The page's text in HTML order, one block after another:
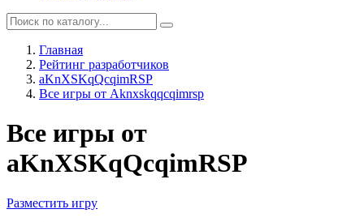
Главная
Рейтинг разработчиков
aKnXSKqQcqimRSP
Все игры от Aknxskqqcqimrsp
Все игры от
aKnXSKqQcqimRSP
Разместить игру